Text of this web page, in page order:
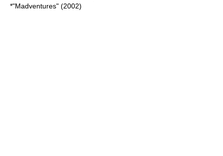
*"Madventures" (2002)